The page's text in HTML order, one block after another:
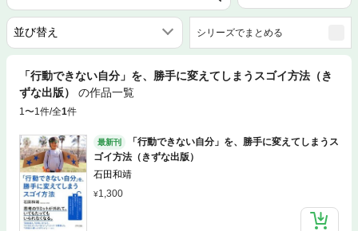
シリーズでまとめる
「行動できない自分」を、勝手に変えてしまうスゴイ方法（き
ずな出版）
の作品一覧
1〜1件/全1件
最新刊
「行動できない自分」を、勝手に変えてしまうス
ゴイ方法（きずな出版）
石田和靖
1,300